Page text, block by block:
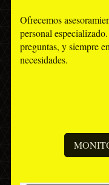
Ofrecemos
personal
preguntas, y siempre
necesidades.